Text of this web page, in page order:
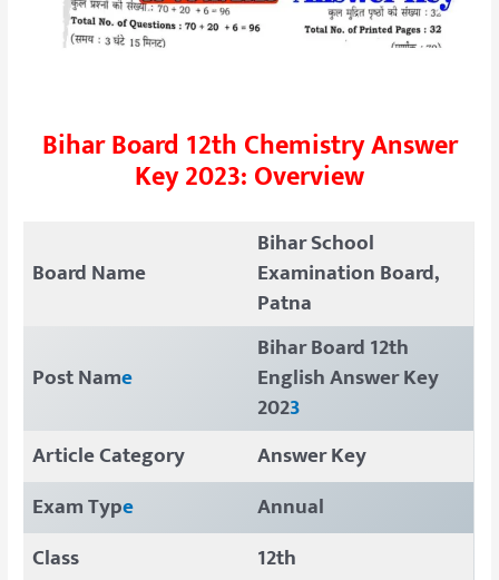
Bihar Board 12th Chemistry Answer
Key 2023: Overview
Board Name
Bihar School
Examination Board,
Patna
Post Name
Bihar Board 12th
English Answer Key
2023
Article Category
Answer Key
Exam Type
Annual
Class
12th